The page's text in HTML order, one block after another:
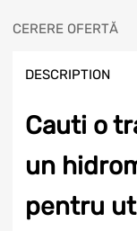
CERERE OFERTĂ
DESCRIPTION
Cauti o
un
pentru